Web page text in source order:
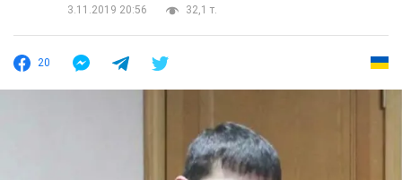
3.11.2019 20:56
32,1 т.
20